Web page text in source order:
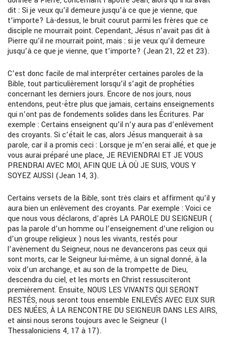
dit : Si je veux qu’il demeure jusqu’à ce que je vienne, que
t’importe? Là-dessus, le bruit courut parmi les frères que ce
disciple ne mourrait point. Cependant, Jésus n’avait pas dit à
Pierre qu’il ne mourrait point, mais : si je veux qu’il demeure
jusqu’à ce que je vienne, que t’importe? (Jean 21, 22 et 23).
C’est donc facile de mal interpréter certaines paroles de la
Bible, tout particulièrement lorsqu’il s’agit de prophéties
concernant les derniers jours. Encore de nos jours, nous
entendons, peut-être plus que jamais, certains enseignements
qui n’ont pas de fondements solides dans les Écritures. Par
exemple : Certains enseignent qu’il n’y aura pas d’enlèvement
des croyants. Si c’était le cas, alors Jésus manquerait à sa
parole, car il a promis ceci : Lorsque je m’en serai allé, et que je
vous aurai préparé une place, JE REVIENDRAI ET JE VOUS
PRENDRAI AVEC MOI, AFIN QUE LÀ OÙ JE SUIS, VOUS Y
SOYEZ AUSSI (Jean 14, 3).
Certains versets de la Bible, sont très clairs et affirment qu’il y
aura bien un enlèvement des croyants. Par exemple : Voici ce
que nous vous déclarons, d’après LA PAROLE DU SEIGNEUR (
pas la parole d’un homme ou l’enseignement d’une religion ou
d’un groupe religieux ) nous les vivants, restés pour
l’avènement du Seigneur, nous ne devancerons pas ceux qui
sont morts, car le Seigneur lui-même, à un signal donné, à la
voix d’un archange, et au son de la trompette de Dieu,
descendra du ciel, et les morts en Christ ressusciteront
premièrement. Ensuite, NOUS LES VIVANTS QUI SERONT
RESTÉS, nous seront tous ensemble ENLEVÉS AVEC EUX SUR
DES NUÉES, À LA RENCONTRE DU SEIGNEUR DANS LES AIRS,
et ainsi nous serons toujours avec le Seigneur (I
Thessaloniciens 4, 17 à 17).